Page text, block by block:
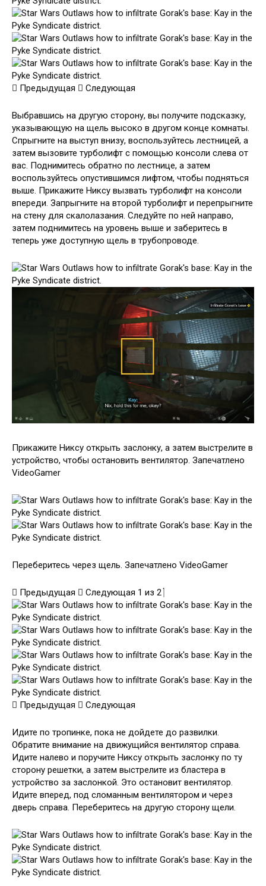
Предыдущая Следующая
Выбравшись на другую сторону, вы получите подсказку,
указывающую на щель высоко в другом конце комнаты.
Спрыгните на выступ внизу, воспользуйтесь лестницей, а
затем вызовите турболифт с помощью консоли слева от
вас. Поднимитесь обратно по лестнице, а затем
воспользуйтесь опустившимся лифтом, чтобы подняться
выше. Прикажите Никсу вызвать турболифт на консоли
впереди. Запрыгните на второй турболифт и перепрыгните
на стену для скалолазания. Следуйте по ней направо,
затем поднимитесь на уровень выше и заберитесь в
теперь уже доступную щель в трубопроводе.
Прикажите Никсу открыть заслонку, а затем выстрелите в
устройство, чтобы остановить вентилятор. Запечатлено
VideoGamer
Переберитесь через щель. Запечатлено VideoGamer
Предыдущая Следующая 1 из 2
Предыдущая Следующая
Идите по тропинке, пока не дойдете до развилки.
Обратите внимание на движущийся вентилятор справа.
Идите налево и поручите Никсу открыть заслонку по ту
сторону решетки, а затем выстрелите из бластера в
устройство за заслонкой. Это остановит вентилятор.
Идите вперед, под сломанным вентилятором и через
дверь справа. Переберитесь на другую сторону щели.